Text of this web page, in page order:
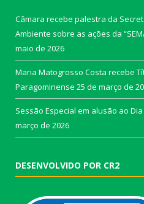
Câmara recebe palestra da
Ambiente sobre as ações da
maio de 2026
Maria Matogrosso Costa recebe
Paragominense 25 de março de
Sessão Especial em alusão ao
março de 2026
DESENVOLVIDO POR CR2